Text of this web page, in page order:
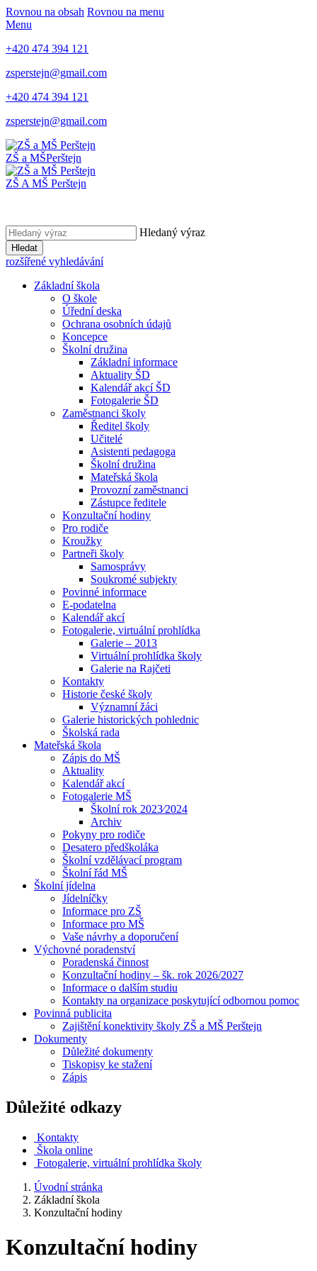
Rovnou na obsah Rovnou na menu
Menu
+420 474 394 121
zsperstejn@gmail.com
+420 474 394 121
zsperstejn@gmail.com
ZŠ a MŠPerštejn
ZŠ A MŠ Perštejn
Hledaný výraz
Hledat
rozšířené vyhledávání
Základní škola
O škole
Úřední deska
Ochrana osobních údajů
Koncepce
Školní družina
Základní informace
Aktuality ŠD
Kalendář akcí ŠD
Fotogalerie ŠD
Zaměstnanci školy
Ředitel školy
Učitelé
Asistenti pedagoga
Školní družina
Mateřská škola
Provozní zaměstnanci
Zástupce ředitele
Konzultační hodiny
Pro rodiče
Kroužky
Partneři školy
Samosprávy
Soukromé subjekty
Povinné informace
E-podatelna
Kalendář akcí
Fotogalerie, virtuální prohlídka
Galerie – 2013
Virtuální prohlídka školy
Galerie na Rajčeti
Kontakty
Historie české školy
Významní žáci
Galerie historických pohlednic
Školská rada
Mateřská škola
Zápis do MŠ
Aktuality
Kalendář akcí
Fotogalerie MŠ
Školní rok 2023⁄2024
Archiv
Pokyny pro rodiče
Desatero předškoláka
Školní vzdělávací program
Školní řád MŠ
Školní jídelna
Jídelníčky
Informace pro ZŠ
Informace pro MŠ
Vaše návrhy a doporučení
Výchovné poradenství
Poradenská činnost
Konzultační hodiny – šk. rok 2026/2027
Informace o dalším studiu
Kontakty na organizace poskytující odbornou pomoc
Povinná publicita
Zajištění konektivity školy ZŠ a MŠ Perštejn
Dokumenty
Důležité dokumenty
Tiskopisy ke stažení
Zápis
Důležité odkazy
Kontakty
Škola online
Fotogalerie, virtuální prohlídka školy
Úvodní stránka
Základní škola
Konzultační hodiny
Konzultační hodiny